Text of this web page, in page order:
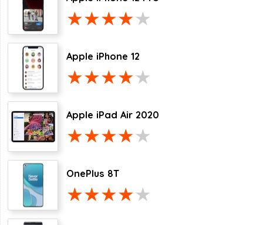
Apple iPhone 12
Apple iPad Air 2020
OnePlus 8T